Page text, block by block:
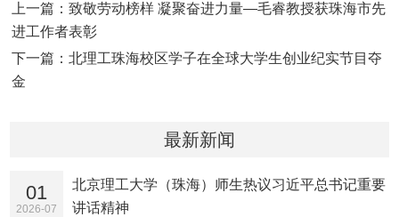
上一篇：致敬劳动榜样 凝聚奋进力量—毛睿教授获珠海市先
进工作者表彰
下一篇：北理工珠海校区学子在全球大学生创业纪实节目夺
金
最新新闻
01
2026-07
北京理工大学（珠海）师生热议习近平总书记重要
讲话精神